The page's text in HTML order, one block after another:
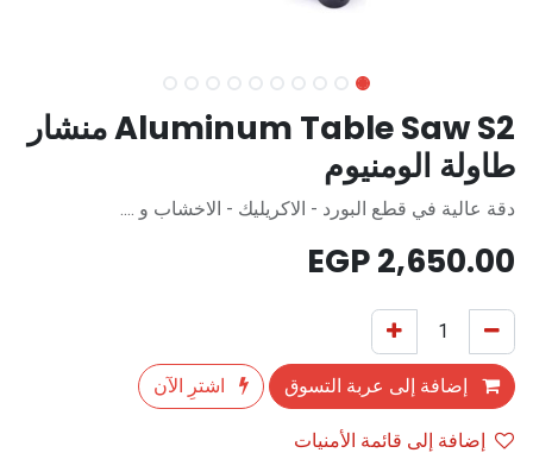
Aluminum Table Saw S2 منشار
طاولة الومنيوم
دقة عالية في قطع البورد - الاكريليك - الاخشاب و ....
2,650.00
إضافة إلى عربة التسوق
اشترِ الآن
إضافة إلى قائمة الأمنيات